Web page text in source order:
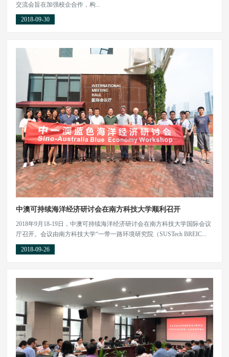
交流会旨在加强校企合作，构...
2018-09-30
中澳可持续海洋经济研讨会在南方科技大学顺利召开
2018年9月18-19日，中澳可持续海洋经济研讨会在南方科技大学国际会议
厅召开。会议由南方科技大学“一带一路环境研究院（SUSTech BREIC...
2018-09-26